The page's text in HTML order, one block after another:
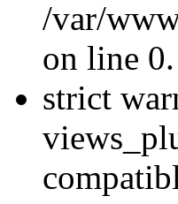
/var/
on line 0.
strict